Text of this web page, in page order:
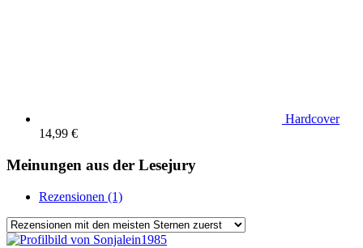
Hardcover
14,99 €
Meinungen aus der Lesejury
Rezensionen (1)